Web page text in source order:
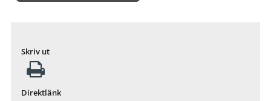
Skriv ut
Direktlänk